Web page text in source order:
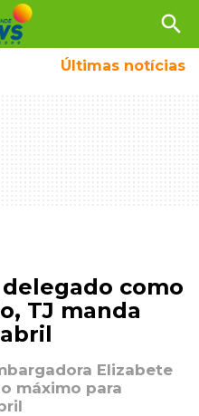
search
Últimas notícias
como
TJ manda
Elizabete
máximo para